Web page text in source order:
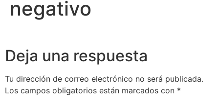
negativo
Deja una respuesta
Tu dirección de correo electrónico no será publicada.
Los campos obligatorios están marcados con *